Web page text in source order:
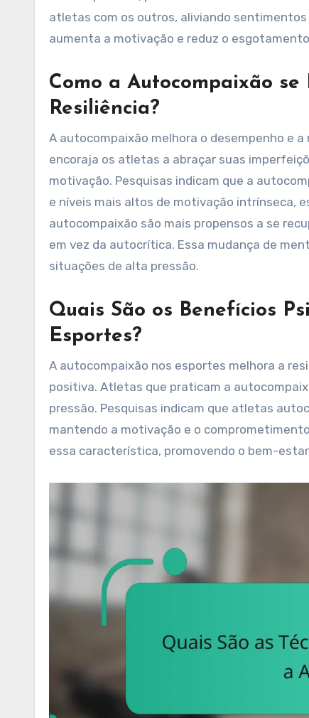
atletas com os outros, aliviando
aumenta a motivação e reduz o
Como a Autocompaixão se
Resiliência?
A autocompaixão melhora o desempenho e
encoraja os atletas a abraçar suas
motivação. Pesquisas indicam que a
e níveis mais altos de motivação intrínseca,
autocompaixão são mais propensos a se
em vez da autocrítica. Essa mudança de
situações de alta pressão.
Quais São os Benefícios
Esportes?
A autocompaixão nos esportes melhora a
positiva. Atletas que praticam a
pressão. Pesquisas indicam que atletas
mantendo a motivação e o
essa característica, promovendo o bem-